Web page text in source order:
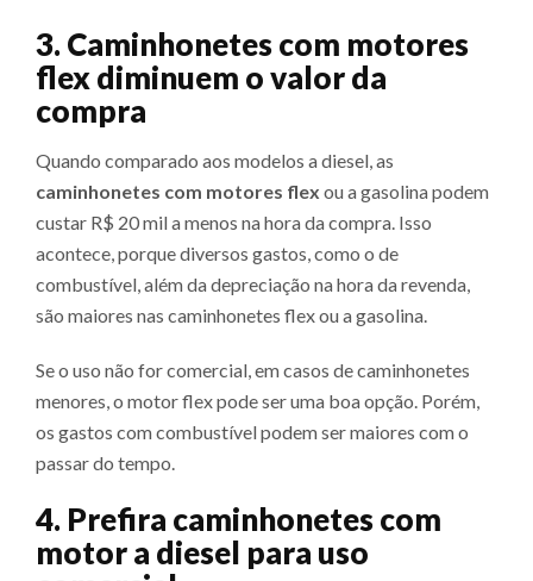
3. Caminhonetes com motores
flex diminuem o valor da
compra
Quando comparado aos modelos a diesel, as
caminhonetes com motores flex ou a gasolina podem
custar R$ 20 mil a menos na hora da compra. Isso
acontece, porque diversos gastos, como o de
combustível, além da depreciação na hora da revenda,
são maiores nas caminhonetes flex ou a gasolina.
Se o uso não for comercial, em casos de caminhonetes
menores, o motor flex pode ser uma boa opção. Porém,
os gastos com combustível podem ser maiores com o
passar do tempo.
4. Prefira caminhonetes com
motor a diesel para uso